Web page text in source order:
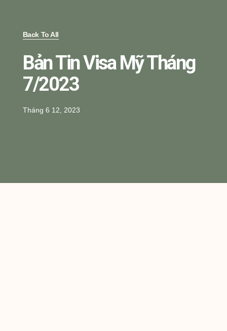
Back To All
Bản Tin Visa Mỹ Tháng
7/2023
Tháng 6 12, 2023